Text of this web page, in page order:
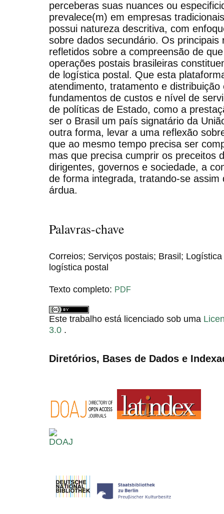
perceberas suas nuances ou
prevalece(m) em empresas
possui natureza descritiva, com
sobre dados secundário. Os principais
refletidos sobre a compreensão de
operações postais brasileiras
de logística postal. Que esta
atendimento, tratamento e
fundamentos de custos e nível de
de políticas de Estado, como a
ser o Brasil um país signatário da
outra forma, levar a uma reflexão
que ao mesmo tempo precisa ser
mas que precisa cumprir os preceitos
dirigentes, governos e sociedade, a
de forma integrada, tratando-se assim
árdua.
Palavras-chave
Correios; Serviços postais; Brasil;
logística postal
Texto completo: PDF
Este trabalho está licenciado sob uma
3.0 .
Diretórios, Bases de Dados e